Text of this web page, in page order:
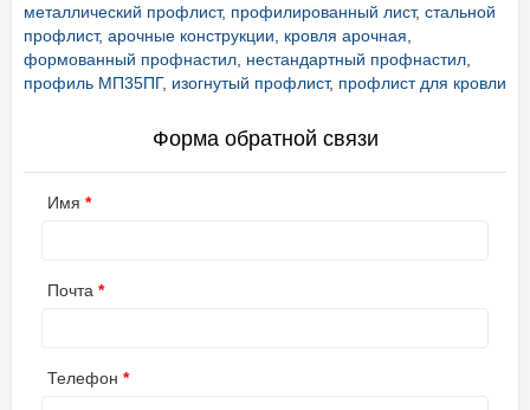
металлический профлист, профилированный лист, стальной
профлист, арочные конструкции, кровля арочная,
формованный профнастил, нестандартный профнастил,
профиль МП35ПГ, изогнутый профлист, профлист для кровли
Форма обратной связи
Имя
Почта
Телефон